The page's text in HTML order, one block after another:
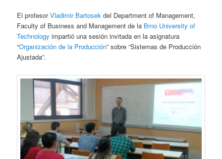
El profesorVladimir Bartosek del Department of Management,
Faculty of Business and Management de la Brno University of
Technology impartió una sesión invitada en la asignatura
“Organización de la Producción” sobre “Sistemas de Producción
Ajustada”.